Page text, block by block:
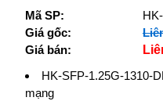
Mã SP:
Giá gốc:
Giá bán:
HK-SFP-1.25G-1310-
mạng